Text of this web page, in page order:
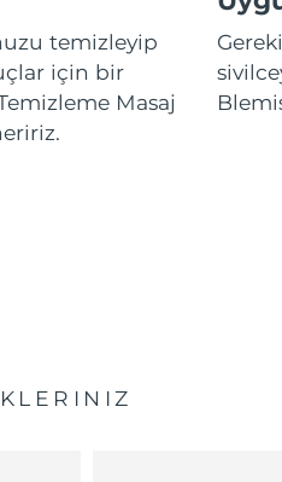
temizleyip
için bir
Masaj